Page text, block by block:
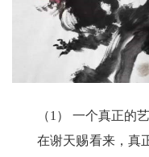
（1） 一个真正的
在谢天赐看来，真